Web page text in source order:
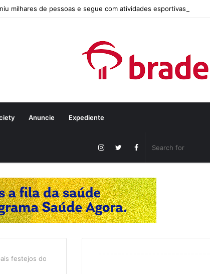
milhares de pessoas e segue com atividades esportivas
Anuncie Expediente
festejos do